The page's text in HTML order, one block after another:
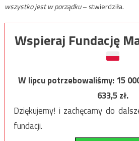
wszystko jest w porządku– stwierdziła.
Wspieraj Fundację
W lipcu potrzebowaliśmy:15
633,5zł.
Dziękujemy! i zachęcamy do
fundacji.